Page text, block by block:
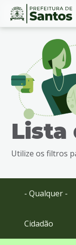
Ir
busca
Ir
Conteúdo
Lista
Utilize os filtros
- Qualquer -
Cidadão